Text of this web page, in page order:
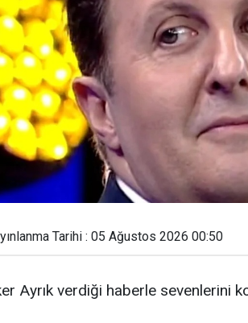
Tarihi : 05 Ağustos 2026 00:50
Ayrık verdiği haberle sevenlerini